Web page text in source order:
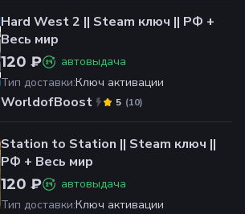
Hard West 2 || Steam ключ || РФ +
Весь мир
120 ₽
автовыдача
Тип доставки:Ключ активации
WorldofBoost (10)
5
Station to Station || Steam ключ ||
РФ + Весь мир
120 ₽
автовыдача
Тип доставки:Ключ активации